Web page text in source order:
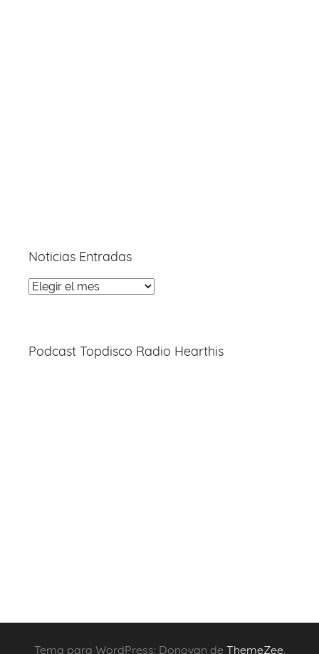
Noticias Entradas
Noticias
Podcast Topdisco Radio Hearthis
Tema para WordPress: Donovan de ThemeZee.